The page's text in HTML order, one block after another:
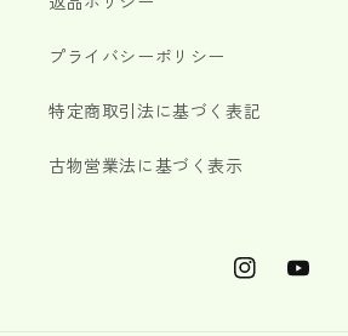
プライバシーポリシー
特定商取引法に基づく表記
古物営業法に基づく表示
InstagramYouTube